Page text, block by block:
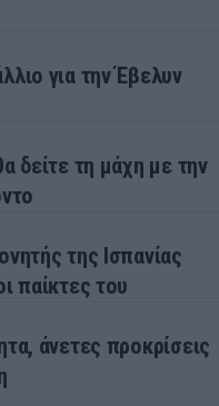
για την Έβελυν
δείτε τη μάχη με την
της Ισπανίας
παίκτες του
άνετες προκρίσεις